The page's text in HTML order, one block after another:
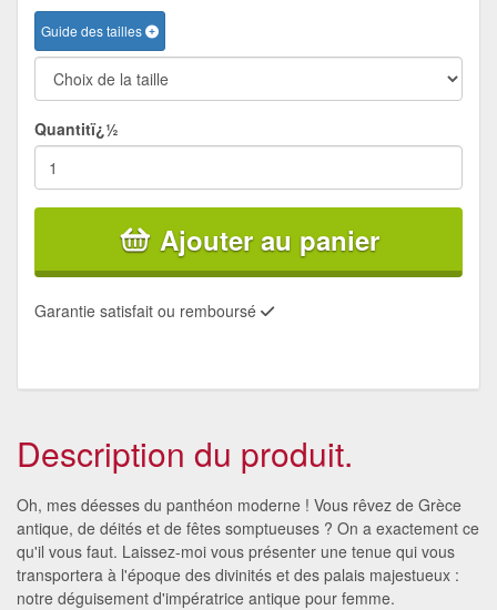
Guide des tailles
Quantitï¿½
Ajouter au panier
Garantie satisfait ou remboursé
Description du produit.
Oh, mes déesses du panthéon moderne ! Vous rêvez de Grèce
antique, de déités et de fêtes somptueuses ? On a exactement ce
qu'il vous faut. Laissez-moi vous présenter une tenue qui vous
transportera à l'époque des divinités et des palais majestueux :
notre déguisement d'impératrice antique pour femme.